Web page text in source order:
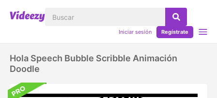
Iniciar sesión Regístrate
Hola Speech Bubble Scribble Animación
Doodle